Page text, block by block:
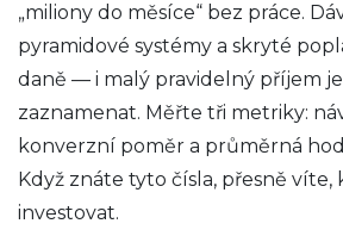
„miliony do měsíce“ bez práce.
pyramidové systémy a skryté
daně — i malý pravidelný příjem
zaznamenat. Měřte tři metriky:
konverzní poměr a průměrná
Když znáte tyto čísla, přesně víte,
investovat.